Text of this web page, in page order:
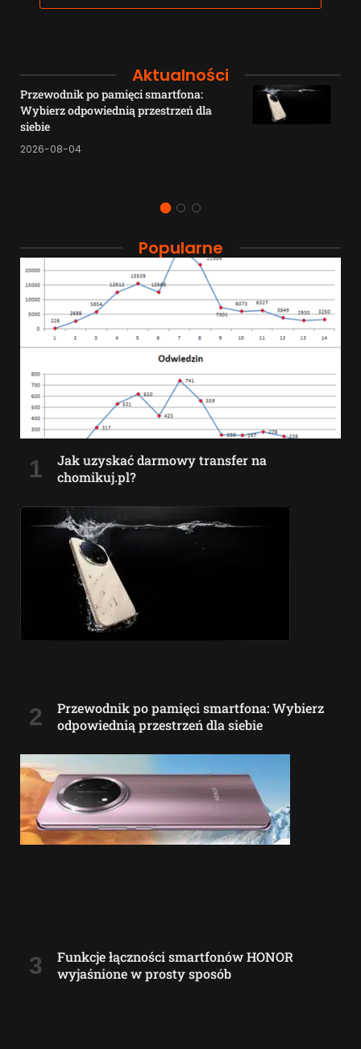
Aktualności
Przewodnik po pamięci smartfona:
Wybierz odpowiednią przestrzeń dla
siebie
2026-08-04
Popularne
Jak uzyskać darmowy transfer na
chomikuj.pl?
Przewodnik po pamięci smartfona: Wybierz
odpowiednią przestrzeń dla siebie
Funkcje łączności smartfonów HONOR
wyjaśnione w prosty sposób